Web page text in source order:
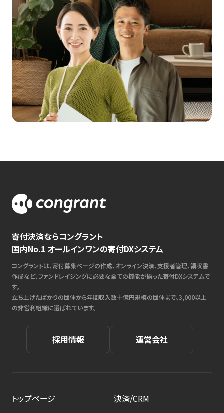
寄付決済ならコングラント
国内No.1 オールインワンの寄付DXシステム
コングラントは、寄付募集ページの作成、オンライン決済、支援者管理、領収書
作成など、ファンドレイジングに必要な全ての機能が揃った寄付DXシステムで
す。
立ち上げたばかりの団体から年間収入数十億円規模の団体まで、3,000以上
の非営利組織に選ばれています。
採用情報 運営会社
トップページ
決済/CRM